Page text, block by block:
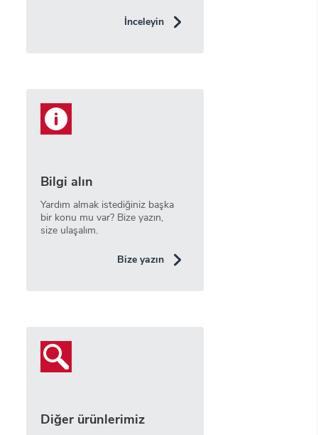
İnceleyin
Bilgi alın
Yardım almak istediğiniz başka
bir konu mu var? Bize yazın,
size ulaşalım.
Bize yazın
Diğer ürünlerimiz